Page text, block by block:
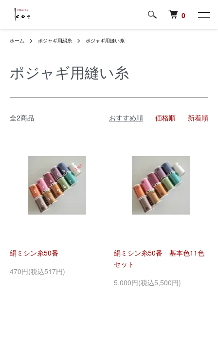
0
ホーム ポジャギ用絹糸 ポジャギ用縫い糸
ポジャギ用縫い糸
全2商品 おすすめ順 価格順 新着順
絹ミシン糸50番
470円(税込517円)
絹ミシン糸50番 基本色11色
セット
5,000円(税込5,500円)